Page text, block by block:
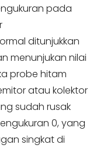
pada
ditunjukkan
menunjukan nilai
probe hitam
atau kolektor
sudah rusak
0, yang
singkat di